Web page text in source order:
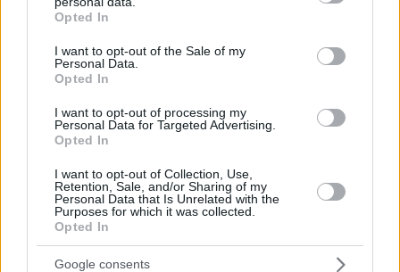
grant or deny consent to Google and its third-party tags to
use your data for below specified purposes in below Google
consent section.
Opted In
I want to opt-out of the Sale of my
Personal Data.
Opted In
I want to opt-out of processing my
Personal Data for Targeted Advertising.
Opted In
I want to opt-out of Collection, Use,
Retention, Sale, and/or Sharing of my
Personal Data that Is Unrelated with the
Purposes for which it was collected.
Opted In
Google consents